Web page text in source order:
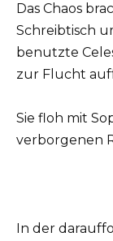
Das Chaos
Schreibtisch
benutzte
zur Flucht
Sie floh mit
verborgenen
In der